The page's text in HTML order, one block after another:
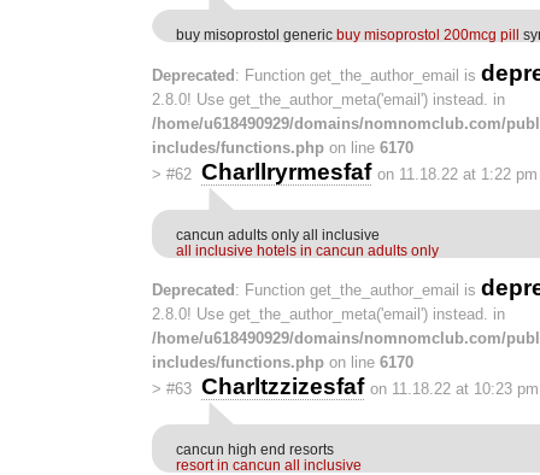
buy misoprostol generic buy misoprostol 200mcg pill
Deprecated : Function get_the_author_email is
2.8.0! Use get_the_author_meta('email') instead. in
/home/u618490929/domains/nomnomclub.com/
includes/functions.php on line 6170
> #62 Charllryrmesfaf on 11.18.22 at 1:22 pm
cancun adults only all inclusive
all inclusive hotels in cancun adults only
Deprecated : Function get_the_author_email is
2.8.0! Use get_the_author_meta('email') instead. in
/home/u618490929/domains/nomnomclub.com/
includes/functions.php on line 6170
> #63 Charltzzizesfaf on 11.18.22 at 10:23 pm
cancun high end resorts
resort in cancun all inclusive